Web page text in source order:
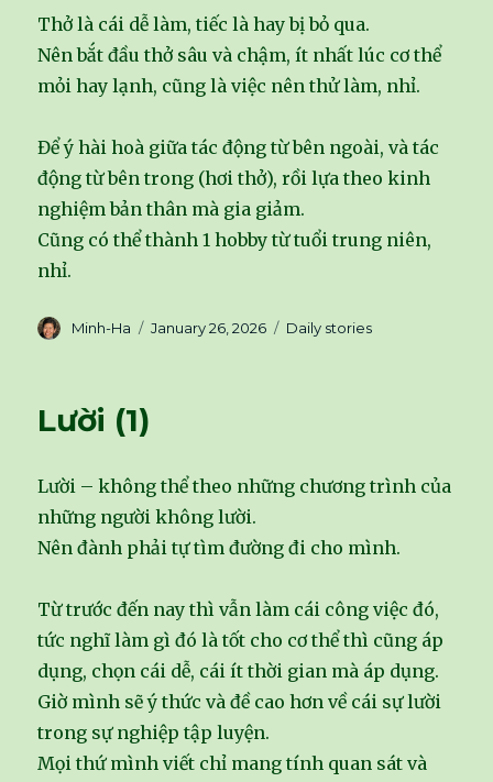
Thở là cái dễ làm, tiếc là hay bị bỏ qua.
Nên bắt đầu thở sâu và chậm, ít nhất lúc cơ thể
mỏi hay lạnh, cũng là việc nên thử làm, nhỉ.
Để ý hài hoà giữa tác động từ bên ngoài, và tác
động từ bên trong (hơi thở), rồi lựa theo kinh
nghiệm bản thân mà gia giảm.
Cũng có thể thành 1 hobby từ tuổi trung niên,
nhỉ.
Author
Minh-Ha
Posted
January 26, 2026 Categories
Daily stories
Lười (1)
Lười – không thể theo những chương trình của
những người không lười.
Nên đành phải tự tìm đường đi cho mình.
Từ trước đến nay thì vẫn làm cái công việc đó,
tức nghĩ làm gì đó là tốt cho cơ thể thì cũng áp
dụng, chọn cái dễ, cái ít thời gian mà áp dụng.
Giờ mình sẽ ý thức và đề cao hơn về cái sự lười
trong sự nghiệp tập luyện.
Mọi thứ mình viết chỉ mang tính quan sát và